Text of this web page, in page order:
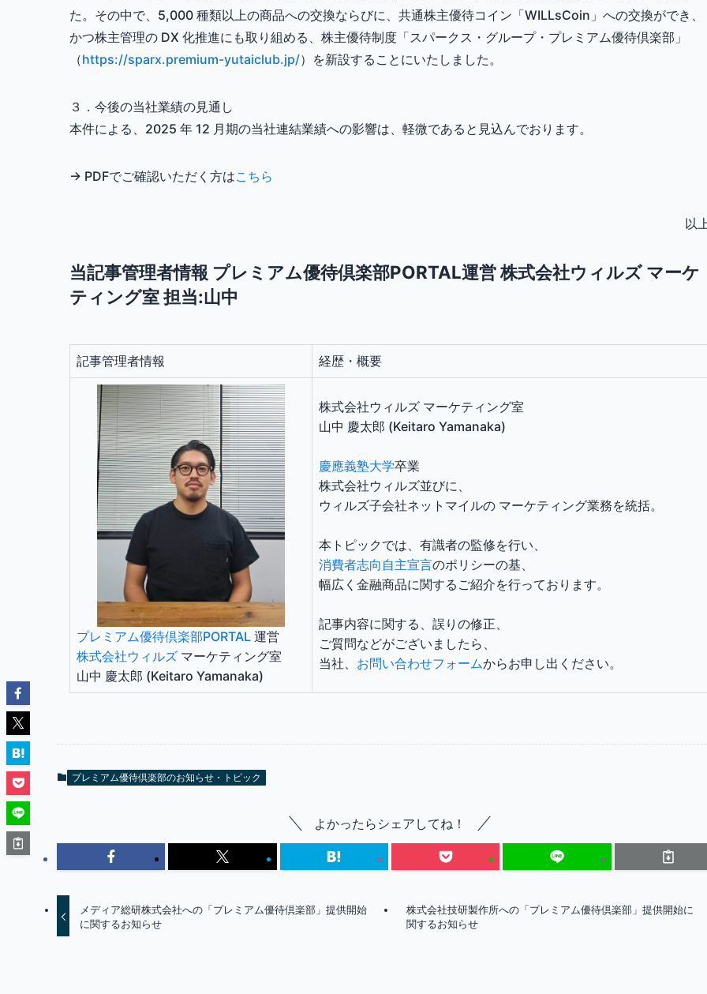
た。その中で、5,000 種類以上の商品への交換ならびに、共通株主優待コイン「WILLsCoin」への交換ができ、
かつ株主管理の DX 化推進にも取り組める、株主優待制度「スパークス・グループ・プレミアム優待倶楽部」
（https://sparx.premium-yutaiclub.jp/）を新設することにいたしました。
３．今後の当社業績の見通し
本件による、2025 年 12 月期の当社連結業績への影響は、軽微であると見込んでおります。
→ PDFでご確認いただく方はこちら
以
当記事管理者情報 プレミアム優待倶楽部PORTAL運営 株式会社ウィルズ マーケ
ティング室 担当:山中
記事管理者情報 経歴・概要
プレミアム優待倶楽部PORTAL 運営
株式会社ウィルズ マーケティング室
山中 慶太郎 (Keitaro Yamanaka)
株式会社ウィルズ マーケティング室
山中 慶太郎 (Keitaro Yamanaka)
慶應義塾大学卒業
株式会社ウィルズ並びに、
ウィルズ子会社ネットマイルの マーケティング業務を統括。
本トピックでは、有識者の監修を行い、
消費者志向自主宣言のポリシーの基、
幅広く金融商品に関するご紹介を行っております。
記事内容に関する、誤りの修正、
ご質問などがございましたら、
当社、 お問い合わせフォームからお申し出ください。
プレミアム優待倶楽部のお知らせ・トピック
よかったらシェアしてね！
メディア総研株式会社への「プレミアム優待倶楽部」提供開始
に関するお知らせ
株式会社技研製作所への「プレミアム優待倶楽部」提供開始に
関するお知らせ